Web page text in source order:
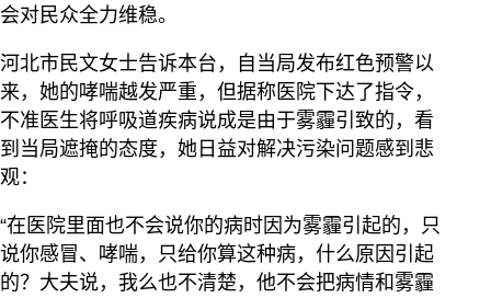
会对民众全力维稳。
河北市民文女士告诉本台，自当局发布红色预警以
来，她的哮喘越发严重，但据称医院下达了指令，
不准医生将呼吸道疾病说成是由于雾霾引致的，看
到当局遮掩的态度，她日益对解决污染问题感到悲
观：
“在医院里面也不会说你的病时因为雾霾引起的，只
说你感冒、哮喘，只给你算这种病，什么原因引起
的？大夫说，我么也不清楚，他不会把病情和雾霾